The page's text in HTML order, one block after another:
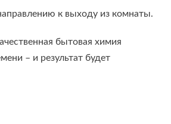
к выходу из комнаты.
бытовая химия
– и результат будет